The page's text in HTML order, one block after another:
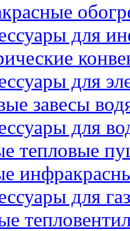
для
для
завесы
для
тепловые
для